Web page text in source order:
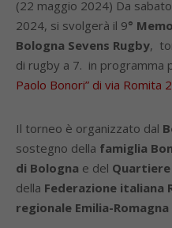
(22 maggio 2024) Da
2024, si svolgerà il 9°
Bologna Sevens Rugby,
di rugby a 7. in programma
Paolo Bonori” di via Romita
Il torneo è organizzato dal
sostegno della famiglia
di Bologna e del
della Federazione italiana
regionale Emilia-Romagna